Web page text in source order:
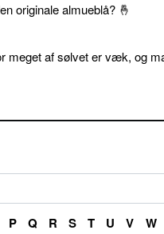
originale almueblå? 🤞
meget af sølvet er væk, og
P Q R S T U V W